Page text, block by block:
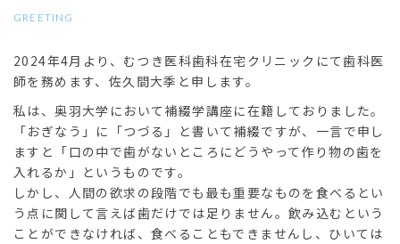
GREETING
2024年4月より、むつき医科歯科在宅クリニックにて歯科医
師を務めます、佐久間大季と申します。
私は、奥羽大学において補綴学講座に在籍しておりました。
「おぎなう」に「つづる」と書いて補綴ですが、一言で申し
ますと「口の中で歯がないところにどうやって作り物の歯を
入れるか」というものです。
しかし、人間の欲求の段階でも最も重要なものを食べるとい
う点に関して言えば歯だけでは足りません。飲み込むという
ことができなければ、食べることもできませんし、ひいては